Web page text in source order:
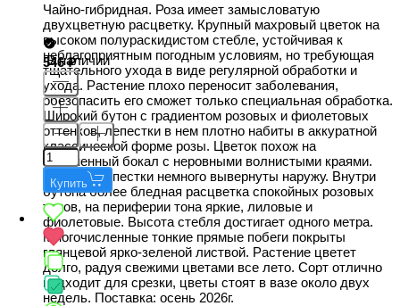
Чайно-гибридная. Роза имеет замысловатую
двухцветную расцветку. Крупный махровый цветок на
высоком полураскидистом стебле, устойчивая к
неблагоприятным погодным условиям, но требующая
тщательного ухода в виде регулярной обработки и
ухода. Растение плохо переносит заболевания,
обезопасить его сможет только специальная обработка.
Широкий бутон с градиентом розовых и фиолетовых
оттенков, лепестки в нем плотно набиты в аккуратной
классической форме розы. Цветок похож на
удлиненный бокал с неровными волнистыми краями.
Крайние лепестки немного вывернуты наружу. Внутри
бутона более бледная расцветка спокойных розовых
тонов, на периферии тона яркие, лиловые и
фиолетовые. Высота стебля достигает одного метра.
Многочисленные тонкие прямые побеги покрыты
глянцевой ярко-зеленой листвой. Растение цветет
долго, радуя свежими цветами все лето. Сорт отлично
подходит для срезки, цветы стоят в вазе около двух
недель. Поставка: осень 2026г.
В наличии
546
Купить